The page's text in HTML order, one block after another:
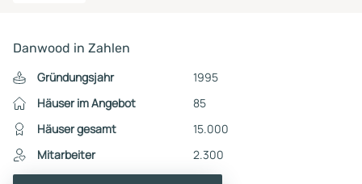
Danwood in Zahlen
Gründungsjahr
1995
Häuser im Angebot
85
Häuser gesamt
15.000
Mitarbeiter
2.300